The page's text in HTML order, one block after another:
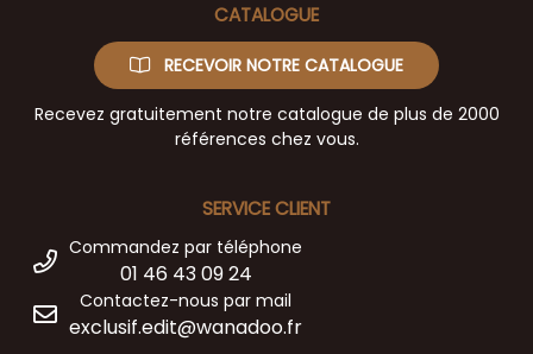
CATALOGUE
RECEVOIR NOTRE CATALOGUE
Recevez gratuitement notre catalogue de plus de 2000
références chez vous.
SERVICE CLIENT
Commandez par téléphone
01 46 43 09 24
Contactez-nous par mail
exclusif.edit@wanadoo.fr